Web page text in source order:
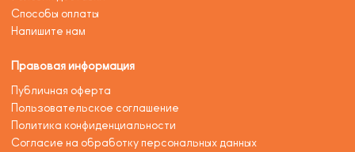
Способы оплаты
Напишите нам
Правовая информация
Публичная оферта
Пользовательское соглашение
Политика конфиденциальности
Согласие на обработку персональных данных